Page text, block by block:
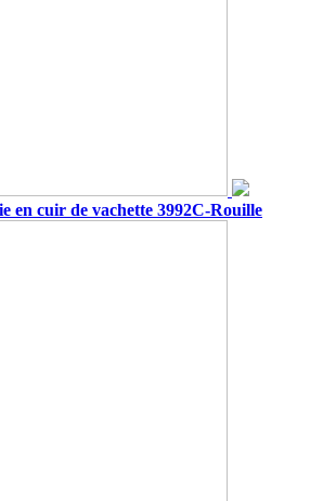
en cuir de vachette 3992C-Rouille